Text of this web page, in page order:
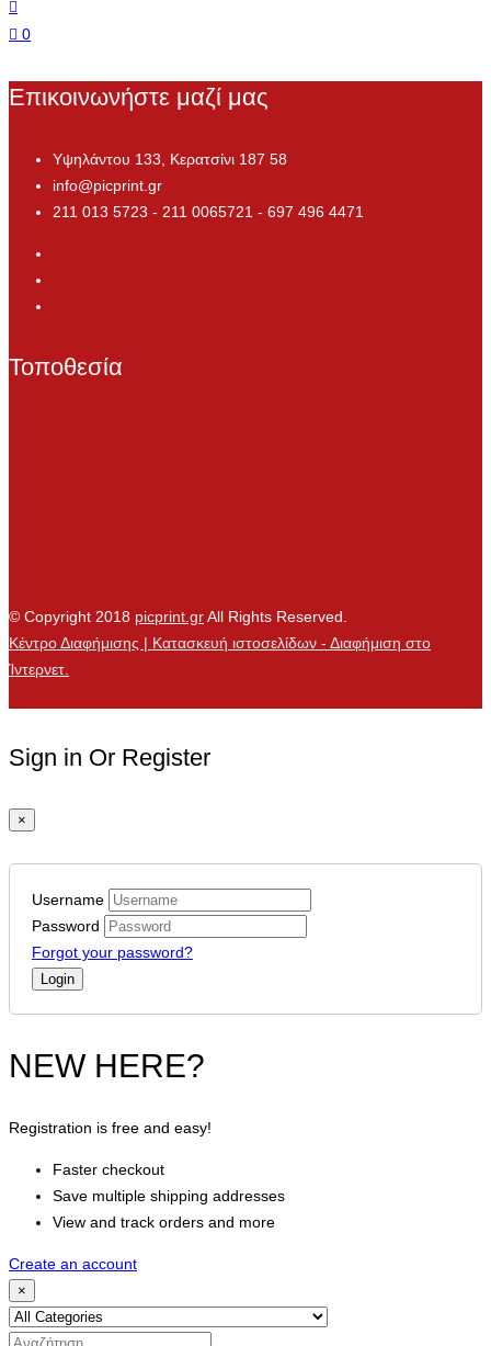
0
Επικοινωνήστε μαζί μας
Υψηλάντου 133, Κερατσίνι 187 58
info@picprint.gr
211 013 5723 - 211 0065721 - 697 496 4471
Τοποθεσία
© Copyright 2018 picprint.grAll Rights Reserved.
Κέντρο Διαφήμισης | Κατασκευή ιστοσελίδων - Διαφήμιση στο
Ίντερνετ.
Sign in Or Register
×
Username
Password
Forgot your password?
NEW HERE?
Registration is free and easy!
Faster checkout
Save multiple shipping addresses
View and track orders and more
Create an account
×
Search